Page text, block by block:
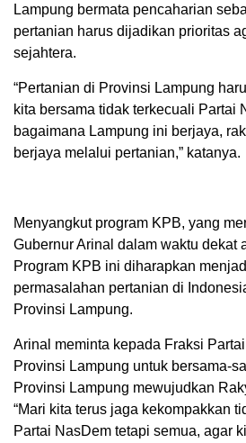
Lampung bermata pencaharian
pertanian harus dijadikan prioritas
sejahtera.
“Pertanian di Provinsi Lampung
kita bersama tidak terkecuali Partai
bagaimana Lampung ini berjaya,
berjaya melalui pertanian,” katanya.
Menyangkut program KPB, yang
Gubernur Arinal dalam waktu dekat
Program KPB ini diharapkan
permasalahan pertanian di
Provinsi Lampung.
Arinal meminta kepada Fraksi
Provinsi Lampung untuk bersama-
Provinsi Lampung mewujudkan
“Mari kita terus jaga kekompakkan
Partai NasDem tetapi semua, agar